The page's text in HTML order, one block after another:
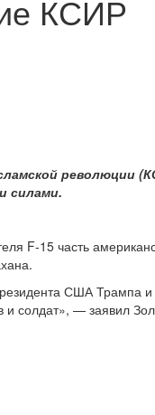
КСИР
силами.
F-15 часть
США
и солдат», — заявил